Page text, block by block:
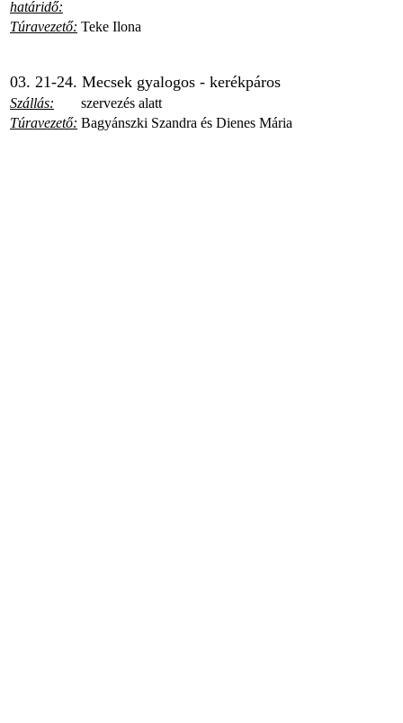
határidő:
Túravezető: Teke Ilona
03. 21-24. Mecsek gyalogos - kerékpáros
Szállás:
szervezés alatt
Túravezető: Bagyánszki Szandra és Dienes Mária